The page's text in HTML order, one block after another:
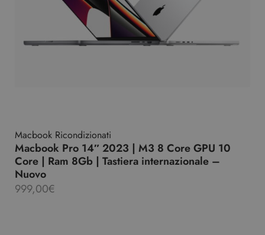
Macbook Ricondizionati
Macbook Pro 14″ 2023 | M3 8 Core GPU 10
Core | Ram 8Gb | Tastiera internazionale –
Nuovo
999,00€